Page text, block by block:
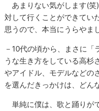
あまりない気がします(笑
対して行くことができてい
思うので、本当にうらやま
－10代の頃から、まさに「
うな生き方をしている高杉
やアイドル、モデルなどの
を選んだきっかけは、どん
単純に僕は、歌と踊りが